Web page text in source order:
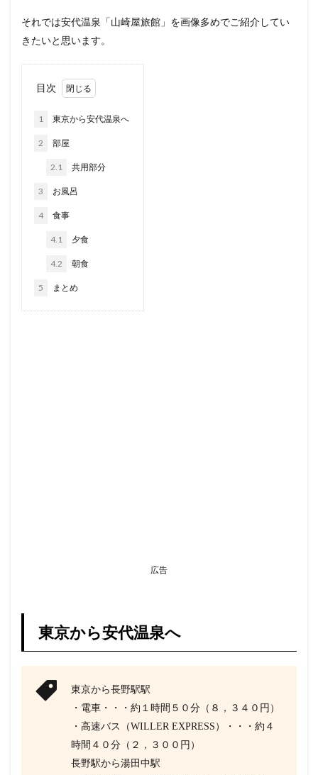
それでは安代温泉「山崎屋旅館」を画像多めでご紹介してい
きたいと思います。
目次
1 東京から安代温泉へ
2 部屋
2.1 共用部分
3 お風呂
4 食事
4.1 夕食
4.2 朝食
5 まとめ
広告
東京から安代温泉へ
東京から長野駅駅
・電車・・・約１時間５０分（８，３４０円）
・高速バス（WILLER EXPRESS）・・・約４
時間４０分（２，３００円）
長野駅から湯田中駅